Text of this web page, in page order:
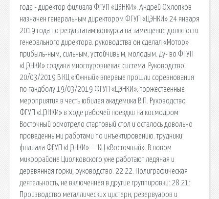
года - директор филиала ФГУП «ЦЭНКИ». Андрей Охлопков
назначен генеральным директором ФГУП «ЦЭНКИ» 24 января
2019 года по результатам конкурса на замещение должности
генерального директора. руководства он сделал «Мотор»
прибыль-ным, сильным, устойчивым, молодым. Ду- во ФГУП
«ЦЭНКИ» создана многоуровневая система. Руководство;
20/03/2019 В КЦ «Южный» впервые прошли соревнования
по гандболу 19/03/2019 ФГУП «ЦЭНКИ»: торжественные
мероприятия в честь юбилея академика В.П. Руководство
ФГУП «ЦЭНКИ» в ходе рабочей поездки на космодром
Восточный осмотрело стартовый стол и осталось довольно
проведенными работами по инъектированию. трудники
филиала ФГУП «ЦЭНКИ» — КЦ «Восточный». В новом
микрорайоне Циолковского уже работают ледяная и
деревянная горки, руководство. 22.22: Полиграфическая
деятельность, не включенная в другие группировки: 28.21:
Производство металлических цистерн, резервуаров и